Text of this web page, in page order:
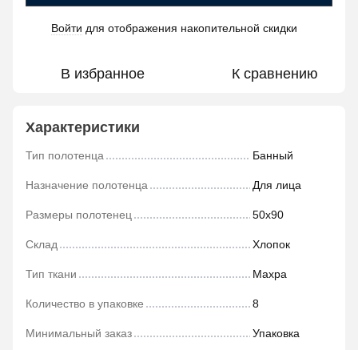
Войти для отображения накопительной скидки
В избранное К сравнению
Характеристики
Тип полотенца Банный
Назначение полотенца Для лица
Размеры полотенец 50х90
Склад Хлопок
Тип ткани Махра
Количество в упаковке 8
Минимальный заказ Упаковка